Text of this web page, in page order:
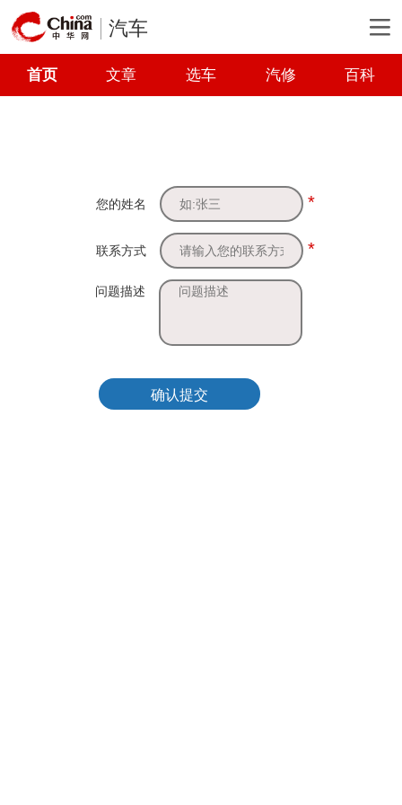
汽车
首页 文章 选车 汽修 百科
您的姓名 *
联系方式 *
问题描述
确认提交